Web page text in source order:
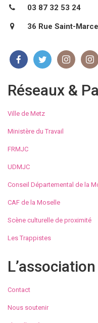
03 87 32 53 24
36 Rue Saint-
Réseaux &
Ville de Metz
Ministère du Travail
FRMJC
UDMJC
Conseil Départemental de la
CAF de la Moselle
Scène culturelle de proximité
Les Trappistes
L’association
Contact
Nous soutenir